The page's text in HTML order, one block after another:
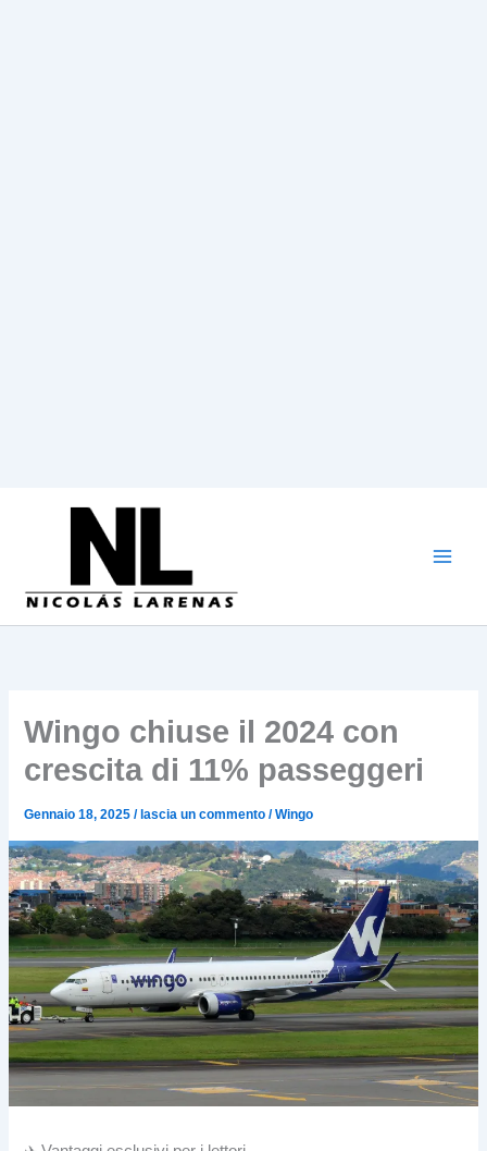
Wingo chiuse il 2024 con
crescita di 11% passeggeri
Gennaio 18, 2025/ lascia un commento /Wingo